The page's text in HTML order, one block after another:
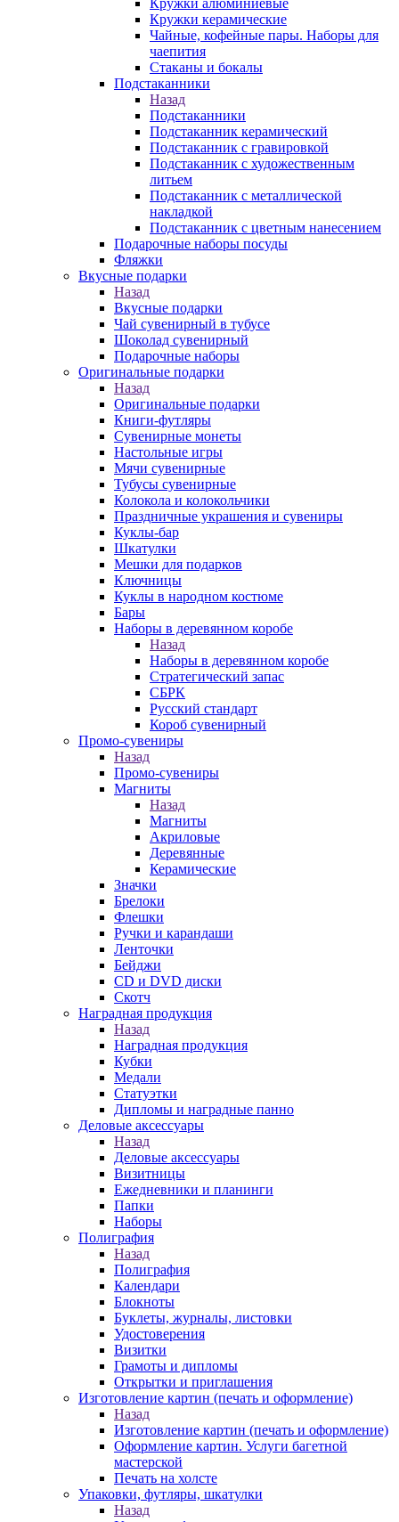
Кружки алюминиевые
Кружки керамические
Чайные, кофейные пары. Наборы для
чаепития
Стаканы и бокалы
Подстаканники
Назад
Подстаканники
Подстаканник керамический
Подстаканник c гравировкой
Подстаканник с художественным
литьем
Подстаканник с металлической
накладкой
Подстаканник с цветным нанесением
Подарочные наборы посуды
Фляжки
Вкусные подарки
Назад
Вкусные подарки
Чай сувенирный в тубусе
Шоколад сувенирный
Подарочные наборы
Оригинальные подарки
Назад
Оригинальные подарки
Книги-футляры
Сувенирные монеты
Настольные игры
Мячи сувенирные
Тубусы сувенирные
Колокола и колокольчики
Праздничные украшения и сувениры
Куклы-бар
Шкатулки
Мешки для подарков
Ключницы
Куклы в народном костюме
Бары
Наборы в деревянном коробе
Назад
Наборы в деревянном коробе
Стратегический запас
СБРК
Русский стандарт
Короб сувенирный
Промо-сувениры
Назад
Промо-сувениры
Магниты
Назад
Магниты
Акриловые
Деревянные
Керамические
Значки
Брелоки
Флешки
Ручки и карандаши
Ленточки
Бейджи
CD и DVD диски
Скотч
Наградная продукция
Назад
Наградная продукция
Кубки
Медали
Статуэтки
Дипломы и наградные панно
Деловые аксессуары
Назад
Деловые аксессуары
Визитницы
Ежедневники и планинги
Папки
Наборы
Полиграфия
Назад
Полиграфия
Календари
Блокноты
Буклеты, журналы, листовки
Удостоверения
Визитки
Грамоты и дипломы
Открытки и приглашения
Изготовление картин (печать и оформление)
Назад
Изготовление картин (печать и оформление)
Оформление картин. Услуги багетной
мастерской
Печать на холсте
Упаковки, футляры, шкатулки
Назад